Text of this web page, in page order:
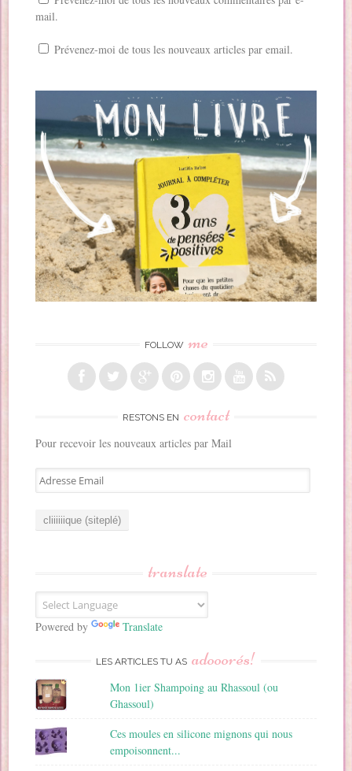
mail.
Prévenez-moi de tous les nouveaux articles par email.
FOLLOW me
RESTONS EN contact
Pour recevoir les nouveaux articles par Mail
A
d
E
m
a
translate
Powered by Translate
LES ARTICLES TU AS adooorés!
Mon 1ier Shampoing au Rhassoul (ou
Ghassoul)
Ces moules en silicone mignons qui nous
empoisonnent...